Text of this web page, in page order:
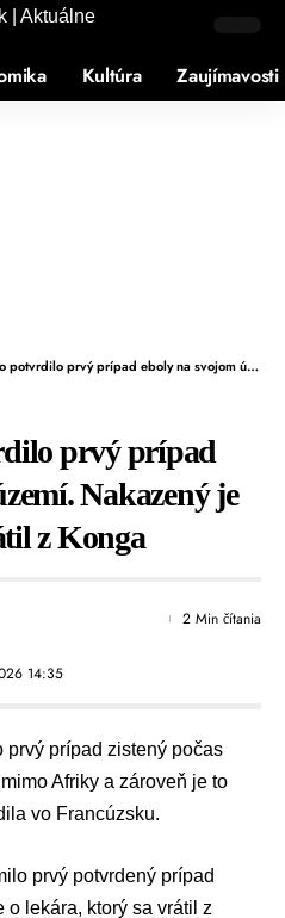
Kultúra Zaujímavosti
prvý prípad eboly na svojom území. Nakazený je lekár, ktorý sa vrátil z Konga
prvý prípad
Nakazený je
z Konga
14:35
2 Min čítania
prvý prípad zistený počas
Afriky a zároveň je to
vo Francúzsku.
prvý potvrdený prípad
o lekára, ktorý sa vrátil z